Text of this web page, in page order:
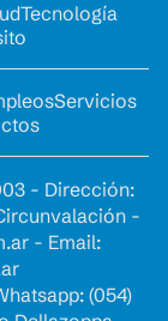
Tecnología
Servicios
- Dirección:
-
- Email:
(054)